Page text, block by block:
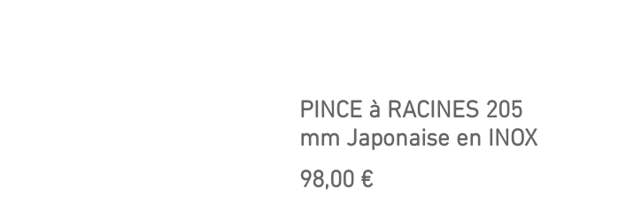
PINCE à RACINES 205
mm Japonaise en INOX
98,00 €Prix